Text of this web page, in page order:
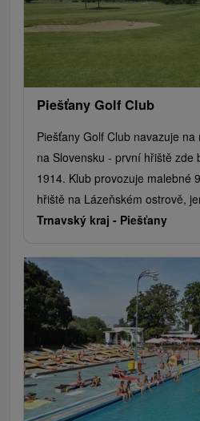
Piešťany Golf Club
Piešťany Golf Club navazuje
na Slovensku - první hřiště zde
1914. Klub provozuje malebné
hřiště na Lázeňském ostrově,
Trnavský kraj - Piešťany